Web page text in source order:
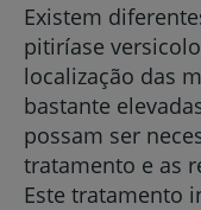
Existem
pitiríase
localização das
bastante
possam ser
tratamento e as
Este tratamento